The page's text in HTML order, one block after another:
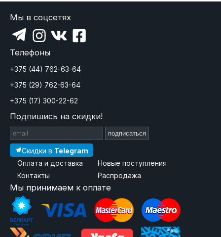
Мы в соцсетях
Телефоны
+375 (44) 762-63-64
+375 (29) 762-63-64
+375 (17) 300-22-62
Подпишись на скидки!
подписаться
Скидки в Telegram
Оплата и доставка
Контакты
Новые поступления
Распродажа
Мы принимаем к оплате